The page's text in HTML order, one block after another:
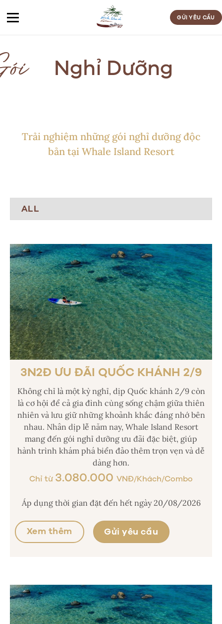
qua
GỬI YÊU CẦU
Nghỉ Dưỡng
Trải nghiệm những gói nghỉ dưỡng độc
bản tại Whale Island Resort
ALL
3N2Đ ƯU ĐÃI QUỐC KHÁNH 2/9
Không chỉ là một kỳ nghỉ, dịp Quốc khánh 2/9 còn
là cơ hội để cả gia đình cùng sống chậm giữa thiên
nhiên và lưu giữ những khoảnh khắc đáng nhớ bên
nhau. Nhân dịp lễ năm nay, Whale Island Resort
mang đến gói nghỉ dưỡng ưu đãi đặc biệt, giúp
hành trình khám phá biển đảo thêm trọn vẹn và dễ
dàng hơn.
Chỉ từ 3.080.000 VNĐ/Khách/Combo
Áp dụng thời gian đặt đến hết ngày 20/08/2026
Xem thêm Gửi yêu cầu